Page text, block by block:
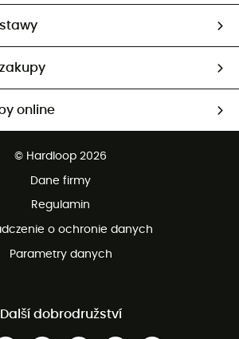
online
© Hardloop 2026
Dane firmy
Regulamin
o ochronie danych
Parametry danych
Další dobrodružství